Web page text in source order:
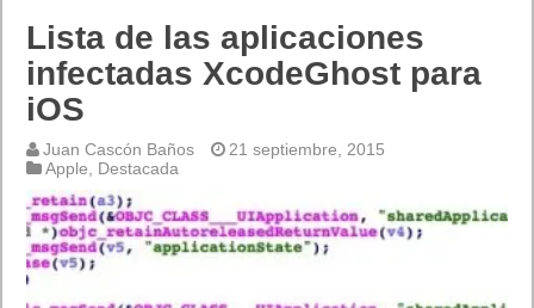
Lista de las aplicaciones
infectadas XcodeGhost para
iOS
Juan Cascón Baños
21 septiembre, 2015
Apple
Destacada